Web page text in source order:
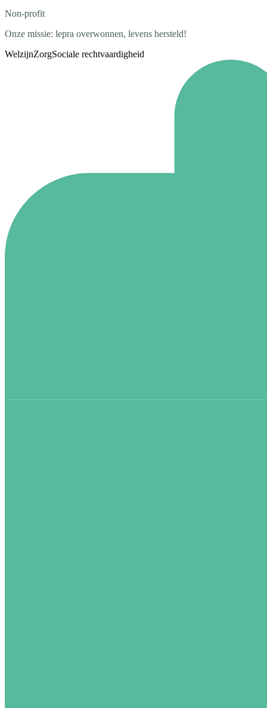
Non-profit
Onze missie: lepra overwonnen, levens hersteld!
WelzijnZorgSociale rechtvaardigheid